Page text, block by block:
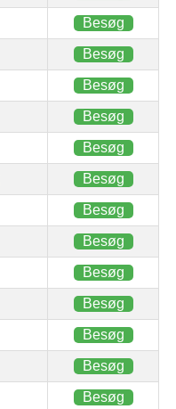
Besøg
Besøg
Besøg
Besøg
Besøg
Besøg
Besøg
Besøg
Besøg
Besøg
Besøg
Besøg
Besøg